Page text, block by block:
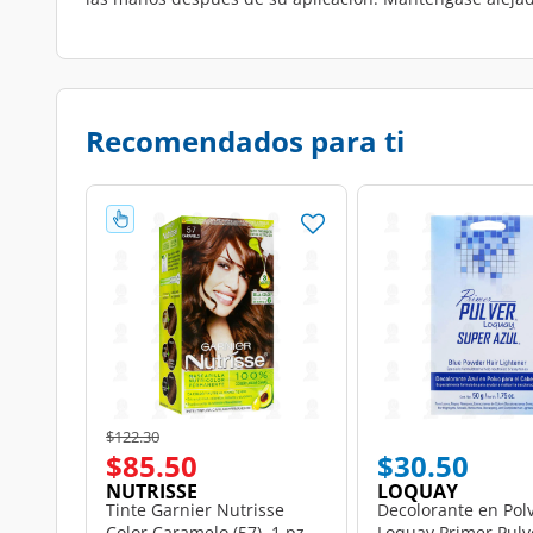
Recomendados para ti
Price reduced from
$122.30to
$85.50
NUTRISSE
Tinte Garnier Nutrisse
$30.50
LOQUAY
Decolorante en